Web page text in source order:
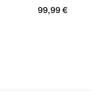
99,99 €
99,99 €